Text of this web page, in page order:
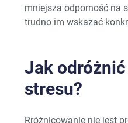
mniejsza odporność na
trudno im wskazać
Jak
stresu?
Rróżnicowanie nie jest